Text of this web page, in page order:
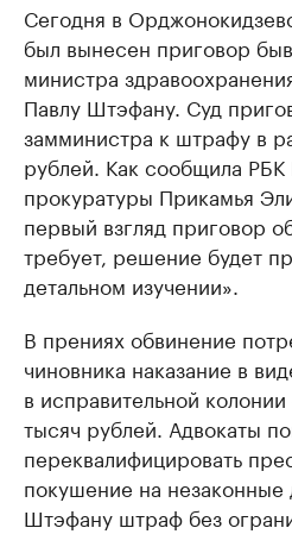
Сегодня в
был вынесен приговор
министра
Павлу Штэфану. Суд
замминистра к штрафу в
рублей. Как сообщила
прокуратуры Прикамья
первый взгляд приговор
требует, решение будет
детальном изучении».
В прениях обвинение
чиновника наказание в
в исправительной
тысяч рублей. Адвокаты
переквалифицировать
покушение на незаконные
Штэфану штраф без